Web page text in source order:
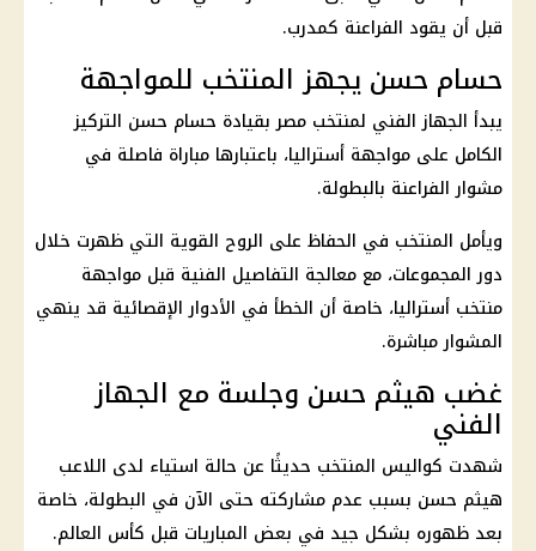
قبل أن يقود الفراعنة كمدرب.
حسام حسن يجهز المنتخب للمواجهة
يبدأ الجهاز الفني لمنتخب مصر بقيادة حسام حسن التركيز
الكامل على مواجهة أستراليا، باعتبارها مباراة فاصلة في
مشوار الفراعنة بالبطولة.
ويأمل المنتخب في الحفاظ على الروح القوية التي ظهرت خلال
دور المجموعات، مع معالجة التفاصيل الفنية قبل مواجهة
منتخب أستراليا، خاصة أن الخطأ في الأدوار الإقصائية قد ينهي
المشوار مباشرة.
غضب هيثم حسن وجلسة مع الجهاز
الفني
شهدت كواليس المنتخب حديثًا عن حالة استياء لدى اللاعب
هيثم حسن بسبب عدم مشاركته حتى الآن في البطولة، خاصة
بعد ظهوره بشكل جيد في بعض المباريات قبل كأس العالم.